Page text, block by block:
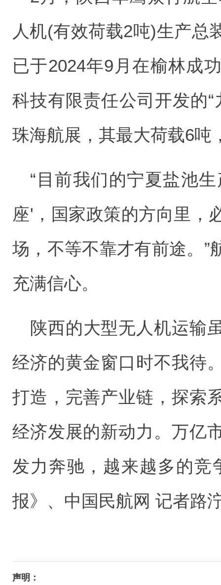
人机(有效荷载2吨)生产总
已于2024年9月在榆林成
科技有限责任公司开发的
珠海航展，其最大荷载6吨
“目前我们的宁夏盐池
座'，国家政策的方向里，
场，不等不靠才有前途。”
充满信心。
陕西的大型无人机运输
经济的黄金窗口时不我待
打造，完善产业链，探索
经济发展的新动力。万亿
发力奔驰，越来越多的竞
报》、中国民航网 记者路
声明：